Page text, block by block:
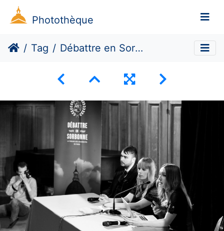
Photothèque
Tag Débattre en Sorbonne reçoit Inna Shevchenko